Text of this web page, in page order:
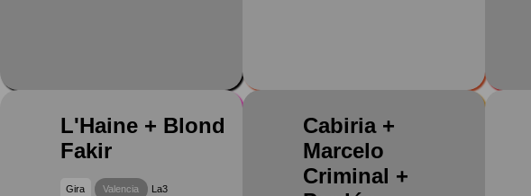
L'Haine + Blond
Fakir
Gira Valencia La3
Cabiria +
Marcelo
Criminal +